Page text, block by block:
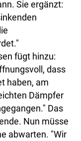
Sie ergänzt:
fügt hinzu:
dass
haben, am
Dämpfer
Das
Nun müsse
abwarten. "Wir